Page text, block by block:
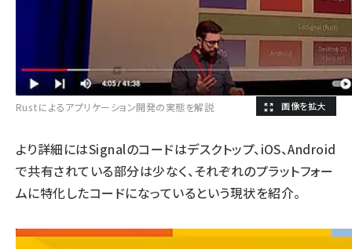
Rustによるアプリケーション開発の実態を解説
より詳細にはSignalのコードはデスクトップ、iOS、Android
で共有されている部分は少なく、それぞれのプラットフォー
ムに特化したコードになっているという現状を紹介。